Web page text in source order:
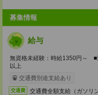
募集情報
給与
無資格未経験：時給1350円～
以上
交通費別途支給あり
交通費 交通費全額支給（ガソリ